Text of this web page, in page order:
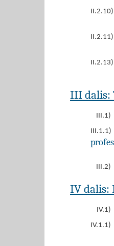
II.2.10)
II.2.11)
II.2.13)
III dalis:
III.1)
III.1.1)
III.2)
IV dalis:
IV.1)
IV.1.1)